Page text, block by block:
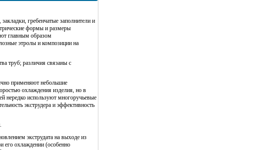
гребенчатые заполнители и
формы и размеры
главным образом
этролы и композиции на
труб; различия связаны с
применяют небольшие
охлаждения изделия, но в
неред­ко используют многоручьевые
экструдера и эффективность
экструдата на выходе из
его охлаждении (особенно